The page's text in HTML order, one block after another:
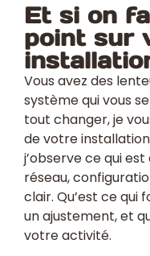
Et si on
point sur
Vous avez des
système qui vous
tout changer, je
de votre
j’observe ce qui
réseau,
clair. Qu’est ce qui
un ajustement, et
votre activité.